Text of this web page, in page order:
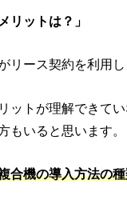
リットは？」
リース契約を利用し
ットが理解できて
もいると思います。
合機の導入方法の